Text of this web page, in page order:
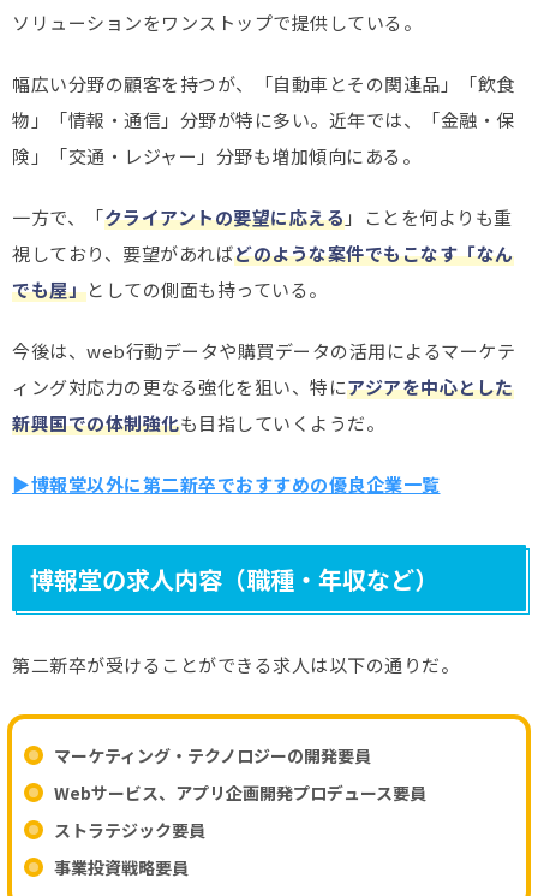
ソリューションをワンストップで提供している。
幅広い分野の顧客を持つが、「自動車とその関連品」「飲食
物」「情報・通信」分野が特に多い。近年では、「金融・保
険」「交通・レジャー」分野も増加傾向にある。
一方で、「クライアントの要望に応える」ことを何よりも重
視しており、要望があればどのような案件でもこなす「なん
でも屋」としての側面も持っている。
今後は、web行動データや購買データの活用によるマーケテ
ィング対応力の更なる強化を狙い、特にアジアを中心とした
新興国での体制強化も目指していくようだ。
▶博報堂以外に第二新卒でおすすめの優良企業一覧
博報堂の求人内容（職種・年収など）
第二新卒が受けることができる求人は以下の通りだ。
マーケティング・テクノロジーの開発要員
Webサービス、アプリ企画開発プロデュース要員
ストラテジック要員
事業投資戦略要員